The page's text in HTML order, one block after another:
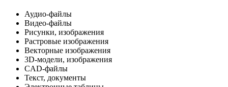
Аудио-файлы
Видео-файлы
Рисунки, изображения
Растровые изображения
Векторные изображения
3D-модели, изображения
CAD-файлы
Текст, документы